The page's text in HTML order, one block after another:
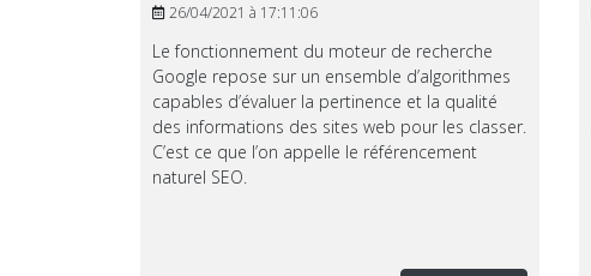
26/04/2021 à 17:11:06
Le fonctionnement du moteur de recherche
Google repose sur un ensemble d’algorithmes
capables d’évaluer la pertinence et la qualité
des informations des sites web pour les classer.
C’est ce que l’on appelle le référencement
naturel SEO.